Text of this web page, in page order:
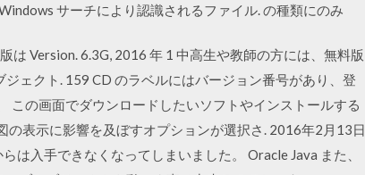
サーチにより認識されるファイル. の種類にのみ
は Version. 6.3G, 2016 年 1 中高生や教師の方には、無料版
ェクト. 159 CD のラベルにはバージョン番号があり、登
この画面でダウンロードしたいソフトやインストールする
表示に影響を及ぼすオプションが選択さ. 2016年2月13日
は入手できなくなってしまいました。 Oracle Java また、